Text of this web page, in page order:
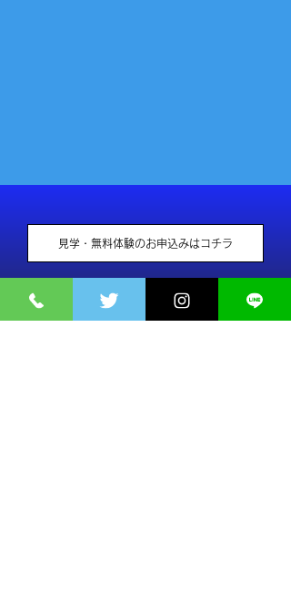
見学・無料体験のお申込みはコチラ
どのレッスンも1レッスンずつ無料体験できます。
​お気軽にお問い合わせください♪